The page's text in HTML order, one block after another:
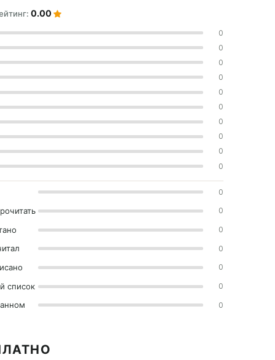
0.00
0
0
0
0
0
0
0
0
0
0
0
0
0
0
0
список 0
0